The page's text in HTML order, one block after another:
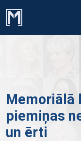
Memoriālā
piemiņas
un ērti